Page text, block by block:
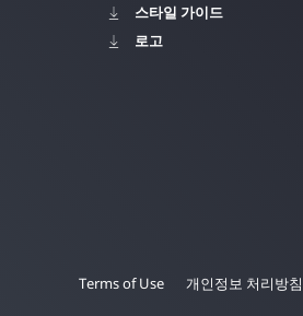
스타일 가이드
로고
Terms of Use 개인정보 처리방침